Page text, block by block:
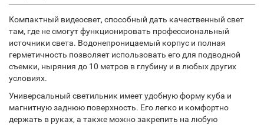
Компактный видеосвет, способный дать качественный свет
там, где не смогут функционировать профессиональный
источники света. Водонепроницаемый корпус и полная
герметичность позволяет использовать его для подводной
съемки, ныряния до 10 метров в глубину и в любых других
условиях.
Универсальный светильник имеет удобную форму куба и
магнитную заднюю поверхность. Его легко и комфортно
держать в руках, а также можно закрепить на любую